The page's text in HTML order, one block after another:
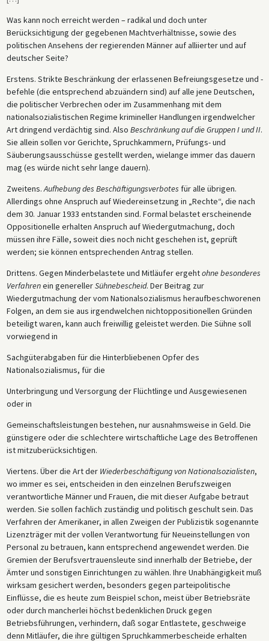
Was kann noch erreicht werden – radikal und doch unter
Berücksichtigung der gegebenen Machtverhältnisse, sowie des
politischen Ansehens der regierenden Männer auf alliierter und auf
deutscher Seite?
Erstens. Strikte Beschränkung der erlassenen Befreiungsgesetze und -
befehle (die entsprechend abzuändern sind) auf alle jene Deutschen,
die politischer Verbrechen oder im Zusammenhang mit dem
nationalsozialistischen Regime krimineller Handlungen irgendwelcher
Art dringend verdächtig sind. Also Beschränkung auf die Gruppen I und II.
Sie allein sollen vor Gerichte, Spruchkammern, Prüfungs- und
Säuberungsausschüsse gestellt werden, wielange immer das dauern
mag (es würde nicht sehr lange dauern).
Zweitens.Aufhebung des Beschäftigungsverbotes für alle übrigen.
Allerdings ohne Anspruch auf Wiedereinsetzung in „Rechte“, die nach
dem 30. Januar 1933 entstanden sind. Formal belastet erscheinende
Oppositionelle erhalten Anspruch auf Wiedergutmachung, doch
müssen ihre Fälle, soweit dies noch nicht geschehen ist, geprüft
werden; sie können entsprechenden Antrag stellen.
Drittens. Gegen Minderbelastete und Mitläufer ergehtohne besonderes
Verfahrenein generellerSühnebescheid. Der Beitrag zur
Wiedergutmachung der vom Nationalsozialismus heraufbeschworenen
Folgen, an dem sie aus irgendwelchen nichtoppositionellen Gründen
beteiligt waren, kann auch freiwillig geleistet werden. Die Sühne soll
vorwiegend in
Sachgüterabgaben für die Hinterbliebenen Opfer des
Nationalsozialismus, für die
Unterbringung und Versorgung der Flüchtlinge und Ausgewiesenen
oder in
Gemeinschaftsleistungen bestehen, nur ausnahmsweise in Geld. Die
günstigere oder die schlechtere wirtschaftliche Lage des Betroffenen
ist mitzuberücksichtigen.
Viertens. Über die Art der Wiederbeschäftigung von Nationalsozialisten,
wo immer es sei, entscheiden in den einzelnen Berufszweigen
verantwortliche Männer und Frauen, die mit dieser Aufgabe betraut
werden. Sie sollen fachlich zuständig und politisch geschult sein. Das
Verfahren der Amerikaner, in allen Zweigen der Publizistik sogenannte
Lizenzträger mit der vollen Verantwortung für Neueinstellungen von
Personal zu betrauen, kann entsprechend angewendet werden. Die
Gremien der Berufsvertrauensleute sind innerhalb der Betriebe, der
Ämter und sonstigen Einrichtungen zu wählen. Ihre Unabhängigkeit muß
wirksam gesichert werden, besonders gegen parteipolitische
Einflüsse, die es heute zum Beispiel schon, meist über Betriebsräte
oder durch mancherlei höchst bedenklichen Druck gegen
Betriebsführungen, verhindern, daß sogar Entlastete, geschweige
denn Mitläufer, die ihre gültigen Spruchkammerbescheide erhalten